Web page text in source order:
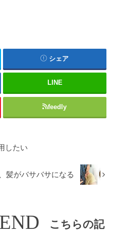
シェア
LINE
feedly
したい
髪がバサバサになる
こちらの記